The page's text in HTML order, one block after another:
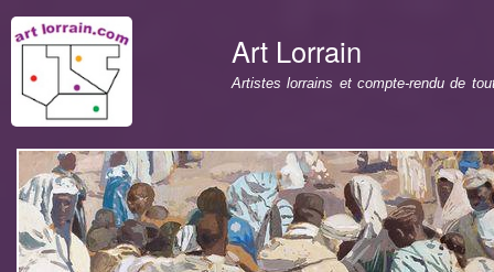
Art Lorrain
Artistes lorrains et compte-rendu de